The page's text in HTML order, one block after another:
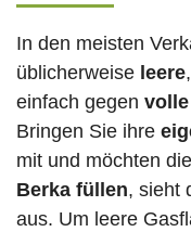
In den meisten
üblicherweise leere,
einfach gegen volle
Bringen Sie ihre
mit und möchten
Berka füllen, sieht
aus. Um leere